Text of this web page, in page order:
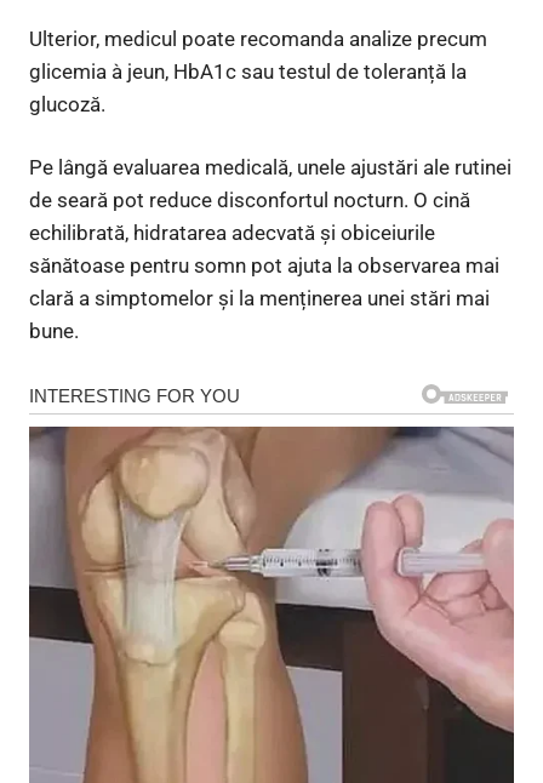
Ulterior, medicul poate recomanda analize precum
glicemia à jeun, HbA1c sau testul de toleranță la
glucoză.
Pe lângă evaluarea medicală, unele ajustări ale rutinei
de seară pot reduce disconfortul nocturn. O cină
echilibrată, hidratarea adecvată și obiceiurile
sănătoase pentru somn pot ajuta la observarea mai
clară a simptomelor și la menținerea unei stări mai
bune.